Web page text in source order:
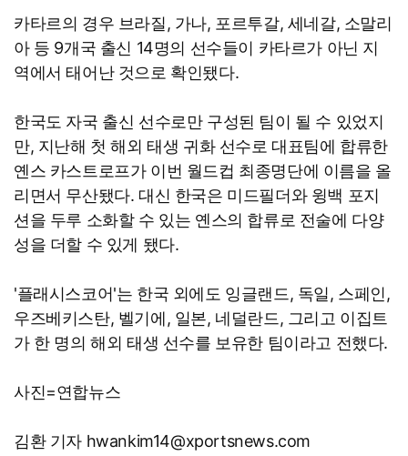
카타르의 경우 브라질, 가나, 포르투갈, 세네갈, 소말리
아 등 9개국 출신 14명의 선수들이 카타르가 아닌 지
역에서 태어난 것으로 확인됐다.
한국도 자국 출신 선수로만 구성된 팀이 될 수 있었지
만, 지난해 첫 해외 태생 귀화 선수로 대표팀에 합류한
옌스 카스트로프가 이번 월드컵 최종명단에 이름을 올
리면서 무산됐다. 대신 한국은 미드필더와 윙백 포지
션을 두루 소화할 수 있는 옌스의 합류로 전술에 다양
성을 더할 수 있게 됐다.
'플래시스코어'는 한국 외에도 잉글랜드, 독일, 스페인,
우즈베키스탄, 벨기에, 일본, 네덜란드, 그리고 이집트
가 한 명의 해외 태생 선수를 보유한 팀이라고 전했다.
사진=연합뉴스
김환 기자 hwankim14@xportsnews.com